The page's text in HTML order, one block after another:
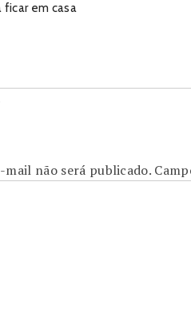
ficar em casa
mail não será publicado.